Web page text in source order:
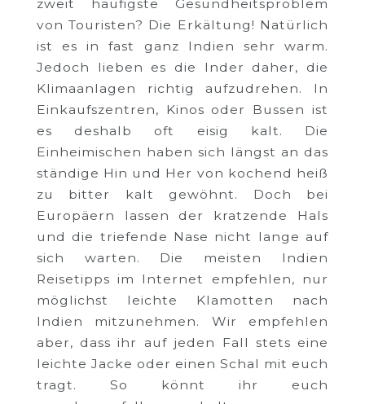
zweit häufigste Gesundheitsproblem
von Touristen? Die Erkältung! Natürlich
ist es in fast ganz Indien sehr warm.
Jedoch lieben es die Inder daher, die
Klimaanlagen richtig aufzudrehen. In
Einkaufszentren, Kinos oder Bussen ist
es deshalb oft eisig kalt. Die
Einheimischen haben sich längst an das
ständige Hin und Her von kochend heiß
zu bitter kalt gewöhnt. Doch bei
Europäern lassen der kratzende Hals
und die triefende Nase nicht lange auf
sich warten. Die meisten Indien
Reisetipps im Internet empfehlen, nur
möglichst leichte Klamotten nach
Indien mitzunehmen. Wir empfehlen
aber, dass ihr auf jeden Fall stets eine
leichte Jacke oder einen Schal mit euch
tragt. So könnt ihr euch